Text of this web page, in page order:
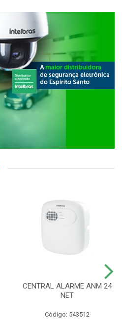
CENTRAL ALARME ANM 24
NET
Código: 543512